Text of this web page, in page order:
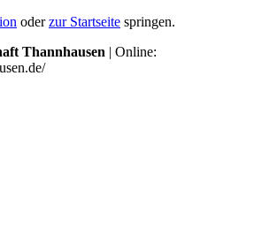
oderzur Startseite springen.
Thannhausen | Online: